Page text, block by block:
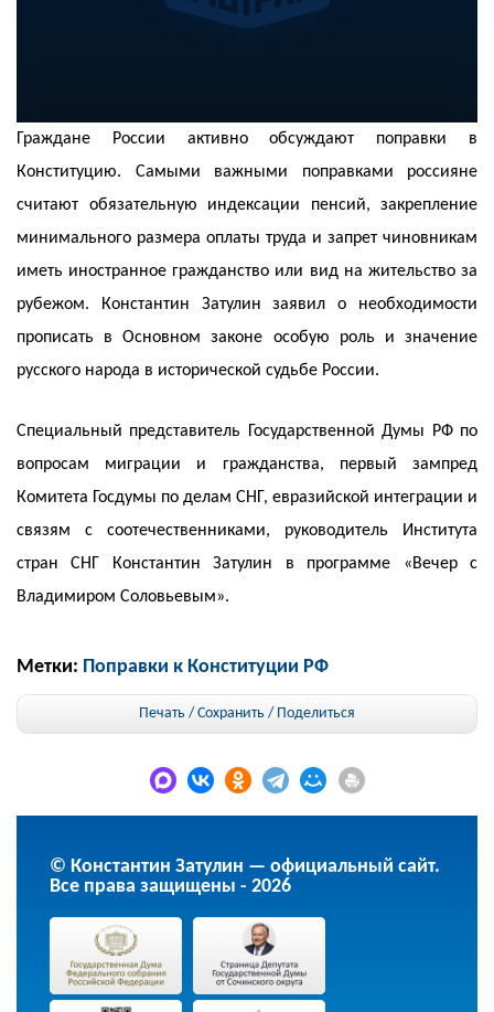
Граждане России активно обсуждают поправки в
Конституцию. Самыми важными поправками россияне
считают обязательную индексации пенсий, закрепление
минимального размера оплаты труда и запрет чиновникам
иметь иностранное гражданство или вид на жительство за
рубежом. Константин Затулин заявил о необходимости
прописать в Основном законе особую роль и значение
русского народа в исторической судьбе России.
Специальный представитель Государственной Думы РФ по
вопросам миграции и гражданства, первый зампред
Комитета Госдумы по делам СНГ, евразийской интеграции и
связям с соотечественниками, руководитель Института
стран СНГ Константин Затулин в программе «Вечер с
Владимиром Соловьевым».
Метки: Поправки к Конституции РФ
Печать / Сохранить / Поделиться
© Константин Затулин — официальный сайт.
Все права защищены - 2026